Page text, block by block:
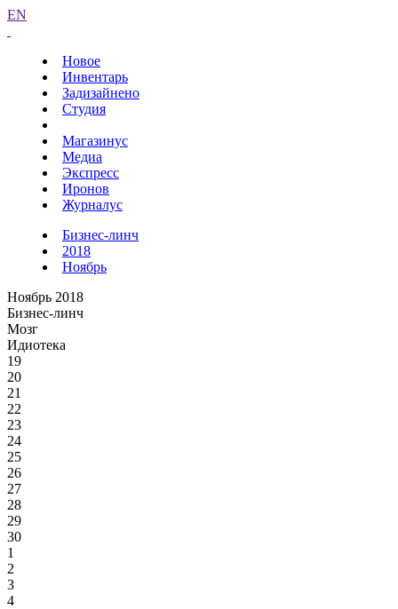
EN
Новое
Инвентарь
Задизайнено
Студия
Магазинус
Медиа
Экспресс
Иронов
Журналус
Бизнес-линч
2018
Ноябрь
Ноябрь 2018
Бизнес-линч
Мозг
Идиотека
19
20
21
22
23
24
25
26
27
28
29
30
1
2
3
4